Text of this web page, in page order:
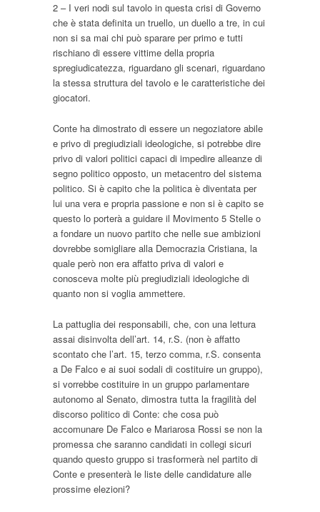
2 – I veri nodi sul tavolo in questa crisi di Governo
che è stata definita un truello, un duello a tre, in cui
non si sa mai chi può sparare per primo e tutti
rischiano di essere vittime della propria
spregiudicatezza, riguardano gli scenari, riguardano
la stessa struttura del tavolo e le caratteristiche dei
giocatori.
Conte ha dimostrato di essere un negoziatore abile
e privo di pregiudiziali ideologiche, si potrebbe dire
privo di valori politici capaci di impedire alleanze di
segno politico opposto, un metacentro del sistema
politico. Si è capito che la politica è diventata per
lui una vera e propria passione e non si è capito se
questo lo porterà a guidare il Movimento 5 Stelle o
a fondare un nuovo partito che nelle sue ambizioni
dovrebbe somigliare alla Democrazia Cristiana, la
quale però non era affatto priva di valori e
conosceva molte più pregiudiziali ideologiche di
quanto non si voglia ammettere.
La pattuglia dei responsabili, che, con una lettura
assai disinvolta dell’art. 14, r.S. (non è affatto
scontato che l’art. 15, terzo comma, r.S. consenta
a De Falco e ai suoi sodali di costituire un gruppo),
si vorrebbe costituire in un gruppo parlamentare
autonomo al Senato, dimostra tutta la fragilità del
discorso politico di Conte: che cosa può
accomunare De Falco e Mariarosa Rossi se non la
promessa che saranno candidati in collegi sicuri
quando questo gruppo si trasformerà nel partito di
Conte e presenterà le liste delle candidature alle
prossime elezioni?